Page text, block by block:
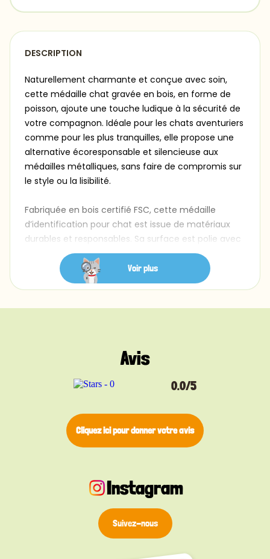
DESCRIPTION
Naturellement charmante et conçue avec soin,
cette médaille chat gravée en bois, en forme de
poisson, ajoute une touche ludique à la sécurité de
votre compagnon. Idéale pour les chats aventuriers
comme pour les plus tranquilles, elle propose une
alternative écoresponsable et silencieuse aux
médailles métalliques, sans faire de compromis sur
le style ou la lisibilité.
Fabriquée en bois certifié FSC, cette médaille
d’identification pour chat est issue de matériaux
durables et responsables. Sa surface est polie avec
soin pour une finition lisse, puis protégée par un
revêtement non toxique. Légère et douce sur le
collier, elle est pensée pour offrir un maximum de
pouvez personnaliser l’avant et l’arrière avec jusqu’à
laser de précision garantit un marquage net et
durable. Plusieurs styles de police sont disponibles
pour rendre chaque médaille unique. Avec ses
un anneau argenté pour une fixation facile et
sécurisée au collier.
pratique et plein de caractère pour celles et ceux
qui recherchent une médaille personnalisée alliant
durabilité, esthétique et discrétion sonore.
Voir plus
Instagram
Suivez-nous
Avis
0.0/5
Cliquez ici pour donner votre avis